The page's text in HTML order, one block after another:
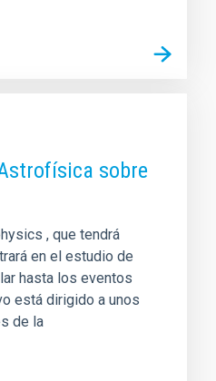
sobre
, que tendrá
en el estudio de
hasta los eventos
está dirigido a unos
de la